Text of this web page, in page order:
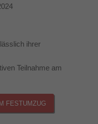
ihrer
Teilnahme am
FESTUMZUG